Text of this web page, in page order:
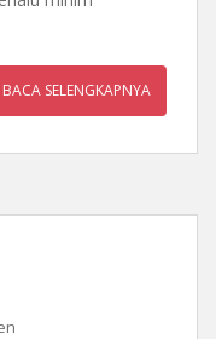
BACA SELENGKAPNYA